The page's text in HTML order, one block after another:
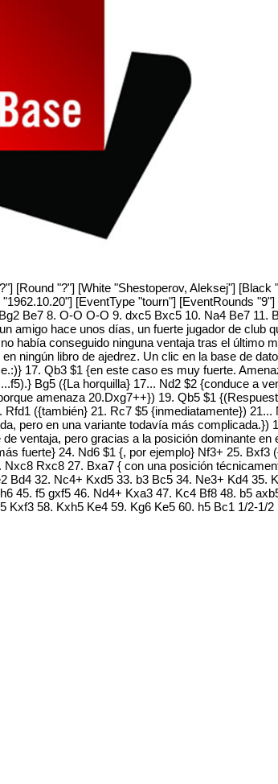
[Round "?"] [White "Shestoperov, Aleksej"]
[EventType "tourn"] [EventRounds
Be7 8. O-O O-O 9. dxc5 Bxc5 10. Na4 Be7 11.
amigo hace unos días, un fuerte jugador de club
había conseguido ninguna ventaja tras el último
ningún libro de ajedrez. Un clic en la base de
17. Qb3 $1 {en este caso es muy fuerte.
Bg5 ({La horquilla} 17... Nd2 $2 {conduce a
amenaza 20.Dxg7++}) 19. Qb5 $1
({también} 21. Rc7 $5 {inmediatamente})
pero en una variante todavía más
ventaja, pero gracias a la posición dominante
fuerte} 24. Nd6 $1 {, por ejemplo} Nf3+ 25.
Rxc8 27. Bxa7 { con una posición
Bd4 32. Nc4+ Kxd5 33. b3 Bc5 34. Ne3+ Kd4 35.
45. f5 gxf5 46. Nd4+ Kxa3 47. Kc4 Bf8 48. b5
Kxf3 58. Kxh5 Ke4 59. Kg6 Ke5 60. h5 Bc1 1/2-1/2